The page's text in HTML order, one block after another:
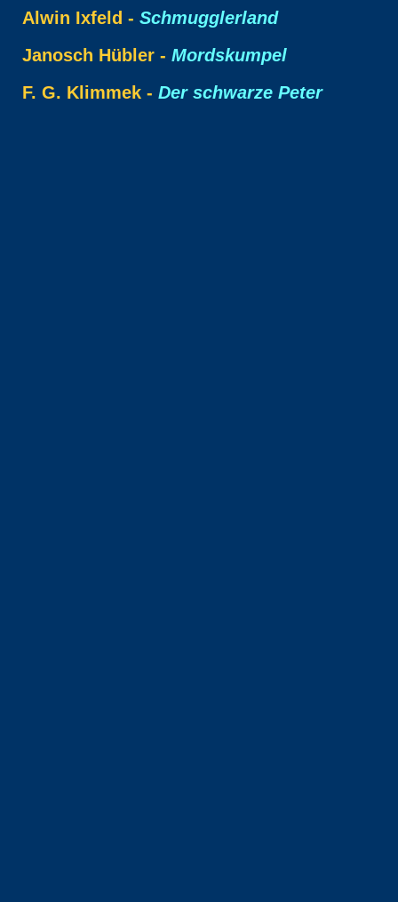
Alwin Ixfeld - Schmugglerland
Janosch Hübler - Mordskumpel
F. G. Klimmek - Der schwarze Peter